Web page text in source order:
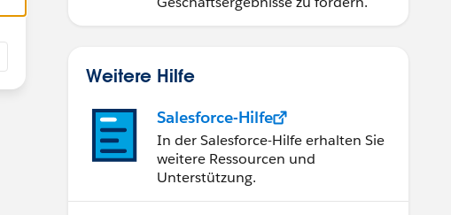
Weitere Hilfe
Salesforce-Hilfe
In der Salesforce-Hilfe erhalten Sie
weitere Ressourcen und
Unterstützung.